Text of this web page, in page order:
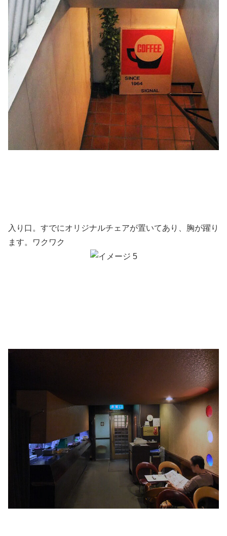
入り口。すでにオリジナルチェアが置いてあり、胸が躍り
ます。ワクワク